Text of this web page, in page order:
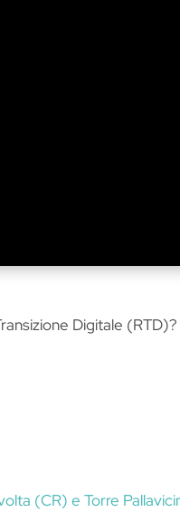
Digitale (RTD)?
(CR) e Torre